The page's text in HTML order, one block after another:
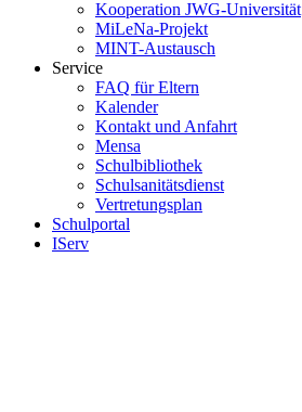
Kooperation JWG-Universität
MiLeNa-Projekt
MINT-Austausch
Service
FAQ für Eltern
Kalender
Kontakt und Anfahrt
Mensa
Schulbibliothek
Schulsanitätsdienst
Vertretungsplan
Schulportal
IServ